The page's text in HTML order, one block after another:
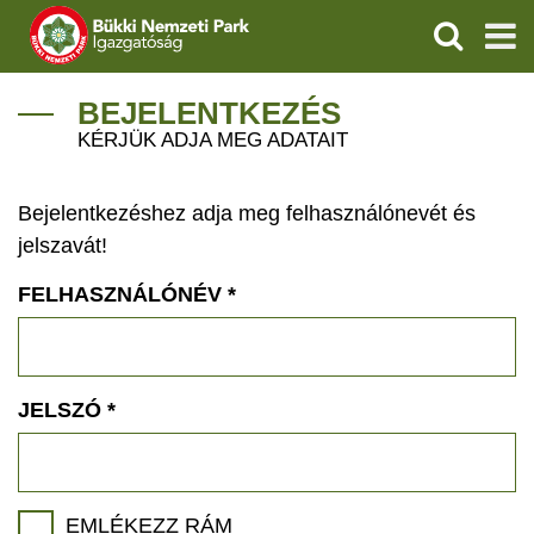
IGAZGATÓSÁG
VÍZVÉDELEM
ÖKOTURIZMUS
GEOPARKOK
KERESÉS
BEJELENTKEZÉS
KÉRJÜK ADJA MEG ADATAIT
Bejelentkezéshez adja meg felhasználónevét és
jelszavát!
FELHASZNÁLÓNÉV *
JELSZÓ *
EMLÉKEZZ RÁM